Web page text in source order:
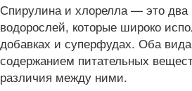
Спирулина и хлорелла — это два
водорослей, которые широко
добавках и суперфудах. Оба
содержанием питательных
различия между ними.